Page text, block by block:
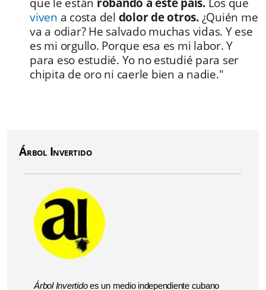
viven a costa del dolor de otros.¿Quién me
va a odiar? He salvado muchas vidas. Y ese
es mi orgullo. Porque esa es mi labor. Y
para eso estudié. Yo no estudié para ser
chipita de oro ni caerle bien a nadie."
Árbol Invertido
Árbol Invertidoes un medio independiente cubano